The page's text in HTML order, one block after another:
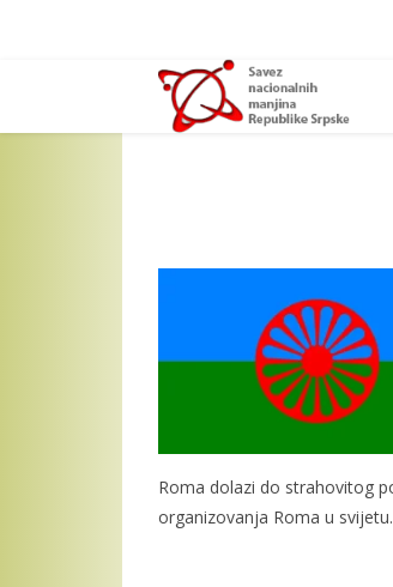
Roma dolazi do strahovitog
organizovanja Roma u svijetu.